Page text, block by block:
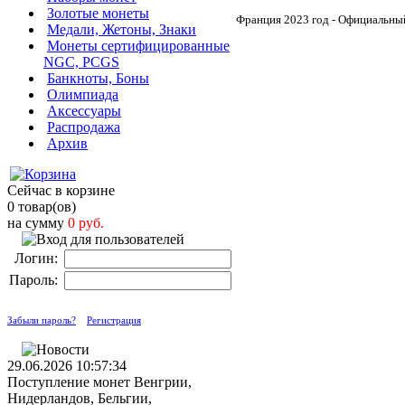
Золотые монеты
Медали, Жетоны, Знаки
Монеты сертифицированные
NGC, PCGS
Банкноты, Боны
Олимпиада
Аксессуары
Распродажа
Архив
Сейчас в корзине
0 товар(ов)
на сумму 0 руб.
Логин:
Пароль:
Забыли пароль? Регистрация
29.06.2026 10:57:34
Поступление монет Венгрии,
Нидерландов, Бельгии,
Франция 2023 год -